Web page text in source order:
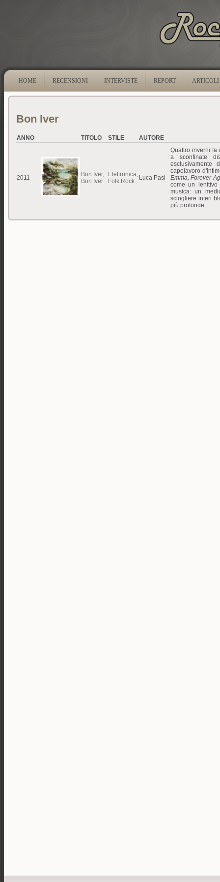
HOME RECENSIONI INTERVISTE REPORT ARTICOLI
Bon Iver
ANNO TITOLO STILE AUTORE
2011
Bon Iver,
Bon Iver
Elettronica,
Folk Rock
Luca Pasi
Quattro inverni fa
a sconfinate
capolavoro
Emma, Forever
come un lenitivo
musica: un
sciogliere interi
più profonde.